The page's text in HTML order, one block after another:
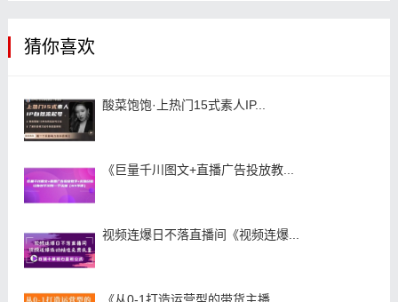
猜你喜欢
酸菜饱饱·上热门15式素人IP...
《巨量千川图文+直播广告投放教...
视频连爆日不落直播间《视频连爆...